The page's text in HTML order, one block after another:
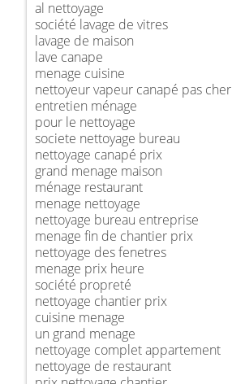
al nettoyage
société lavage de vitres
lavage de maison
lave canape
menage cuisine
nettoyeur vapeur canapé pas cher
entretien ménage
pour le nettoyage
societe nettoyage bureau
nettoyage canapé prix
grand menage maison
ménage restaurant
menage nettoyage
nettoyage bureau entreprise
menage fin de chantier prix
nettoyage des fenetres
menage prix heure
société propreté
nettoyage chantier prix
cuisine menage
un grand menage
nettoyage complet appartement
nettoyage de restaurant